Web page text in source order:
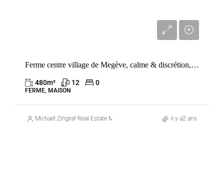
Ferme centre village de Megève, calme & discrétion, rarissime
480m² 12 0
FERME, MAISON
Michaël Zingraf Real Estate Megève il y a2 ans